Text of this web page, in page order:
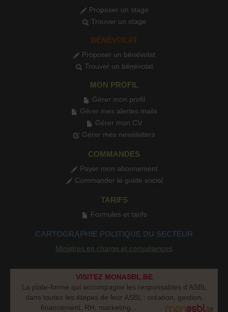
Proposer un stage
Trouver un stage
BÉNÉVOLAT
Proposer un bénévolat
Trouver un bénévolat
MON PROFIL
Gérer mon profil
Gérer mes alertes mails
Gérer mon CV
Gérer mes newsletters
COMMANDES
Payer mon abonnement
Commander le guide social
TARIFS
Formules et tarifs
CARTOGRAPHIE POLITIQUE DU SECTEUR
Ministres en charge et compétences
VISITEZ MONASBL.BE
La plate-forme qui accompagne les responsables d’ASBL
dans toutes les étapes de leur ASBL : création, gestion,
financement, RH, marketing...